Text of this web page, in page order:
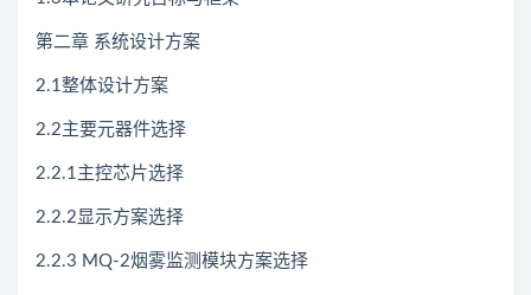
第二章 系统设计方案
2.1整体设计方案
2.2主要元器件选择
2.2.1主控芯片选择
2.2.2显示方案选择
2.2.3 MQ-2烟雾监测模块方案选择